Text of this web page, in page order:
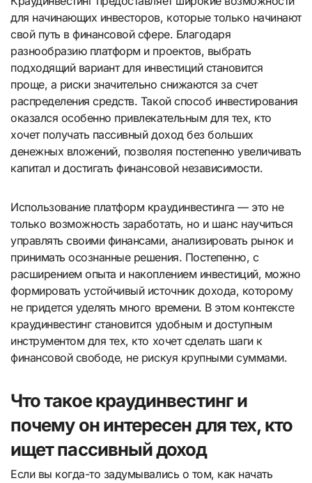
для начинающих инвесторов, которые только начинают
свой путь в финансовой сфере. Благодаря
разнообразию платформ и проектов, выбрать
подходящий вариант для инвестиций становится
проще, а риски значительно снижаются за счет
распределения средств. Такой способ инвестирования
оказался особенно привлекательным для тех, кто
хочет получать пассивный доход без больших
денежных вложений, позволяя постепенно увеличивать
капитал и достигать финансовой независимости.
Использование платформ краудинвестинга — это не
только возможность заработать, но и шанс научиться
управлять своими финансами, анализировать рынок и
принимать осознанные решения. Постепенно, с
расширением опыта и накоплением инвестиций, можно
формировать устойчивый источник дохода, которому
не придется уделять много времени. В этом контексте
краудинвестинг становится удобным и доступным
инструментом для тех, кто хочет сделать шаги к
финансовой свободе, не рискуя крупными суммами.
Что такое краудинвестинг и
почему он интересен для тех, кто
ищет пассивный доход
Если вы когда-то задумывались о том, как начать